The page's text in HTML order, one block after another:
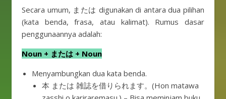
Secara umum, または digunakan di antara dua pilihan
(kata benda, frasa, atau kalimat). Rumus dasar
penggunaannya adalah:
Noun + または + Noun
Menyambungkan dua kata benda.
本 または 雑誌を借りられます。(Hon matawa